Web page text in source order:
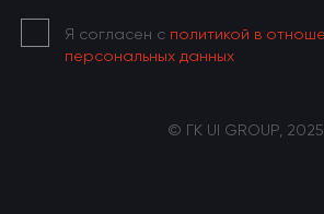
Я согласен с политикой в
персональных данных
© ГК UI GROUP, 2025